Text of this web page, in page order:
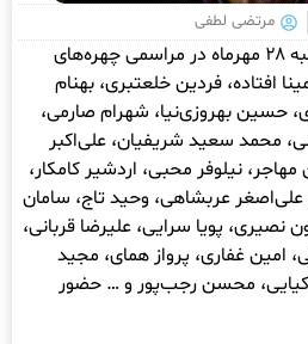
مرتضی لطفی
به گزارش خبرگزاری آماج، شنبه ۲۸ مهرماه در مراسمی چهره‌های
افتاده، فردین خلعتبری، بهنام
حسین بهروزی‌نیا، شهرام صارمی،
محمد سعید شریفیان، علی‌اکبر
نیلوفر محبی، اردشیر کامکار،
علی‌اصغر عربشاهی، وحید تاج، سامان
نصیری، پویا سرایی، علیرضا قربانی،
امین غفاری، پرواز همای، مجید
کیایی، محسن رجب‌پور و … حضور